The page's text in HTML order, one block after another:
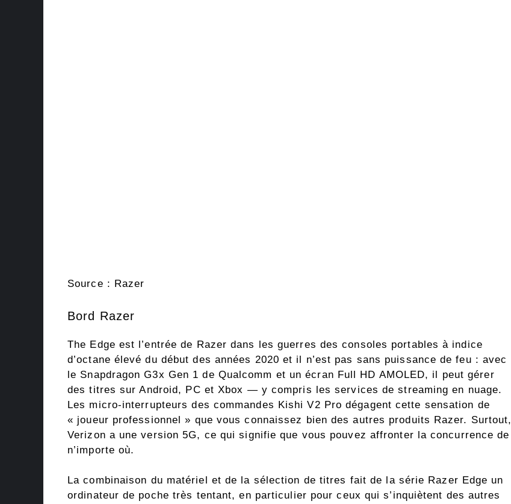
Source : Razer
Bord Razer
The Edge est l’entrée de Razer dans les guerres des consoles portables à indice
d’octane élevé du début des années 2020 et il n’est pas sans puissance de feu : avec
le Snapdragon G3x Gen 1 de Qualcomm et un écran Full HD AMOLED, il peut gérer
des titres sur Android, PC et Xbox — y compris les services de streaming en nuage.
Les micro-interrupteurs des commandes Kishi V2 Pro dégagent cette sensation de
« joueur professionnel » que vous connaissez bien des autres produits Razer. Surtout,
Verizon a une version 5G, ce qui signifie que vous pouvez affronter la concurrence de
n’importe où.
La combinaison du matériel et de la sélection de titres fait de la série Razer Edge un
ordinateur de poche très tentant, en particulier pour ceux qui s’inquiètent des autres